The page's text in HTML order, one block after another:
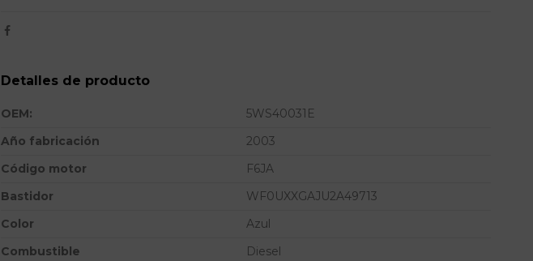
Detalles de producto
OEM:
5WS40031E
Año fabricación
2003
Código motor
F6JA
Bastidor
WF0UXXGAJU2A49713
Color
Azul
Combustible
Diesel